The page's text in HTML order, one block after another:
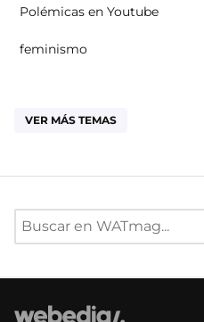
Polémicas en Youtube
feminismo
VER MÁS TEMAS